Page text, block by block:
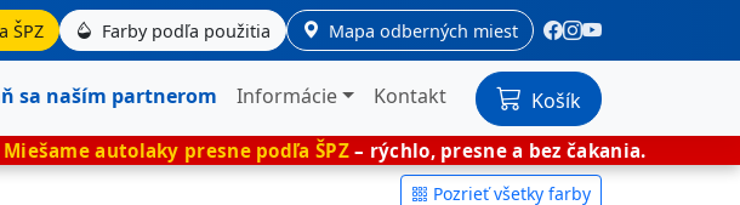
ŠPZ Farby podľa použitia Mapa odberných miest
sa naším partnerom Informácie Kontakt Košík
presne podľa ŠPZ– rýchlo, presne a bez čakania. 🎨
Pozrieť všetky farby